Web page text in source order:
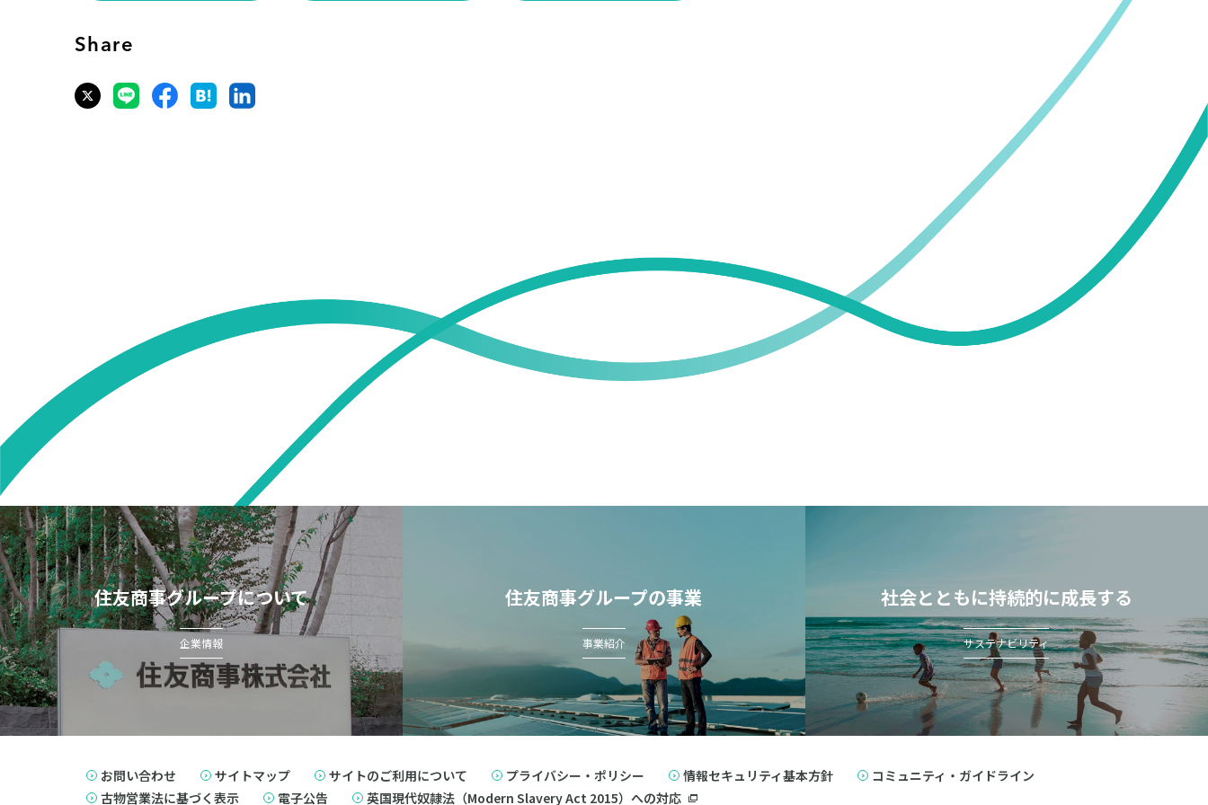
Share
住友商事グループについて
企業情報
住友商事グループの事業
事業紹介
社会とともに持続的に成長する
サステナビリティ
お問い合わせ サイトマップ サイトのご利用について プライバシー・ポリシー 情報セキュリティ基本方針
コミュニティ・ガイドライン
古物営業法に基づく表示
電子公告 英国現代奴隷法（Modern Slavery Act 2015）への対応